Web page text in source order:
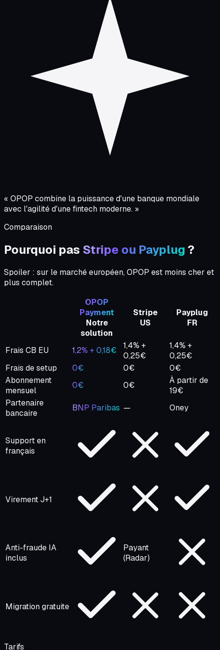
« OPOP combine la puissance d'une banque mondiale
avec l'agilité d'une fintech moderne. »
Comparaison
Pourquoi pas Stripe ou Payplug?
Spoiler : sur le marché européen, OPOP est moins cher et
plus complet.
OPOP
Payment
Notre
solution
Stripe
US
Payplug
FR
Frais CB EU 1,2% + 0,18€
1,4% +
0,25€
1,4% +
0,25€
Frais de setup
0€ 0€
0€
Abonnement
mensuel
0€ 0€
À partir de
19€
Partenaire
bancaire
BNP Paribas — Oney
Support en
français
Virement J+1
Anti-fraude IA
inclus
Payant
(Radar)
Migration gratuite
Tarifs